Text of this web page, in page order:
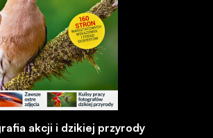
akcji i dzikiej przyrody